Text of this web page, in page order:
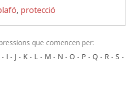
, protecció
que comencen per:
- I - J - K - L - M - N - O - P - Q - R - S -